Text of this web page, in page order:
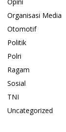
Opini
Organisasi Media
Otomotif
Politik
Polri
Ragam
Sosial
TNI
Uncategorized